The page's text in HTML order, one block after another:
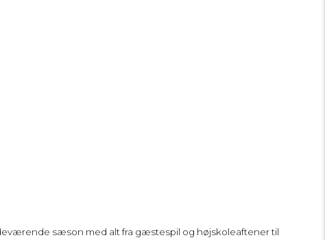
sæson med alt fra gæstespil og højskoleaftener til